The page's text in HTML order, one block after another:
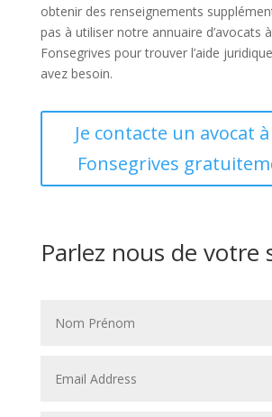
obtenir des renseignements
pas à utiliser notre annuaire d’avocats
Fonsegrives pour trouver l’aide
avez besoin.
Je contacte un avocat
Fonsegrives
Parlez nous de votre